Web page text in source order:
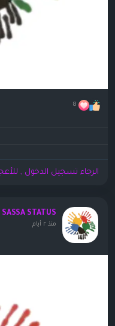
8
الرجاء تسجيل الدخول ,
SASSA STATUS
منذ ٢ أيام